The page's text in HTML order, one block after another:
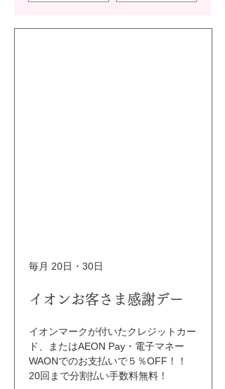
毎月 20日・30日
イオンお客さま感謝デー
イオンマークが付いたクレジットカー
ド、またはAEON Pay・電子マネー
WAONでのお支払いで５％OFF！！
20回まで分割払い手数料無料！